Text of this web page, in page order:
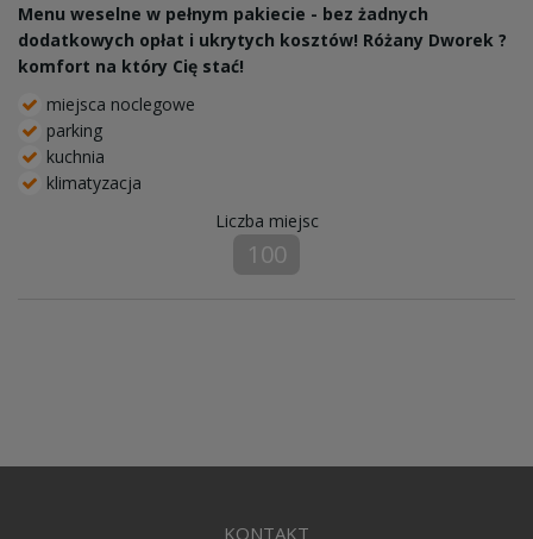
Menu weselne w pełnym pakiecie - bez żadnych
dodatkowych opłat i ukrytych kosztów! Różany Dworek ?
komfort na który Cię stać!
miejsca noclegowe
parking
kuchnia
klimatyzacja
Liczba miejsc
100
KONTAKT